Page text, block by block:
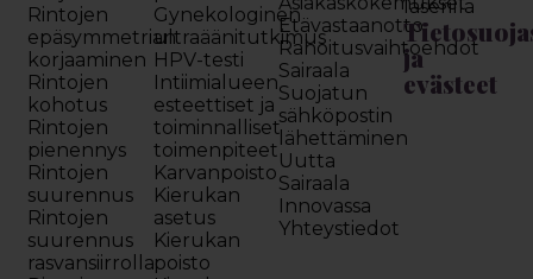
Rintojen
epäsymmetrian
korjaaminen
Rintojen
kohotus
Rintojen
pienennys
Rintojen
suurennus
Rintojen
suurennus
rasvansiirrolla
Gynekologinen
ultraäänitutkimus
HPV-testi
Intiimialueen
esteettiset ja
toiminnalliset
toimenpiteet
Karvanpoisto
Kierukan
asetus
Kierukan
poisto
Etävastaanotto
Rahoitusvaihtoehdot
Sairaala
Suojatun
sähköpostin
lähettäminen
Uutta
Sairaala
Innovassa
Yhteystiedot
laserilla
ja
evästeet